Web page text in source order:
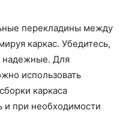
перекладины между
каркас. Убедитесь,
надежные. Для
использовать
каркаса
и при необходимости